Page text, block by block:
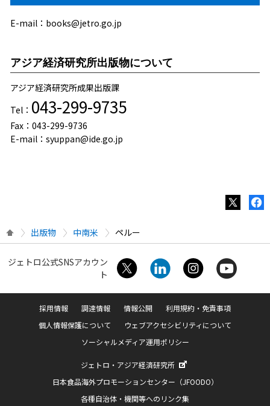
E-mail：books@jetro.go.jp
アジア経済研究所出版物について
アジア経済研究所成果出版課
Tel： 043-299-9735
Fax：043-299-9736
E-mail：syuppan@ide.go.jp
出版物 中南米 ペルー
ジェトロ公式SNSアカウン
ト
採用情報 調達情報 情報公開
利用規約・免責事項
個人情報保護について
ウェブアクセシビリティについて
ソーシャルメディア運用ポリシー
ジェトロ・アジア経済研究所
日本食品海外プロモーションセンター（JFOODO）
各種自治体・機関等へのリンク集